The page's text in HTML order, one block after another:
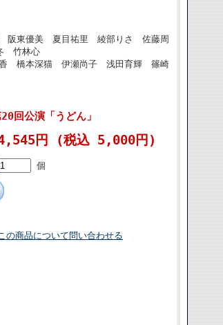
阪東優美 夏目祐里 綾部りさ 佐藤周
竹林心
香 橋本深猫 伊瀬尚子 浅田育輝 篠崎
回公演「うどん」
円 (税込 5,000円)
個
この商品について問い合わせる